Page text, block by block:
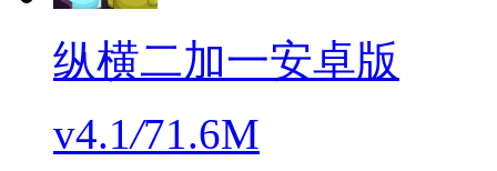
纵横二加一安卓版
v4.1/71.6M